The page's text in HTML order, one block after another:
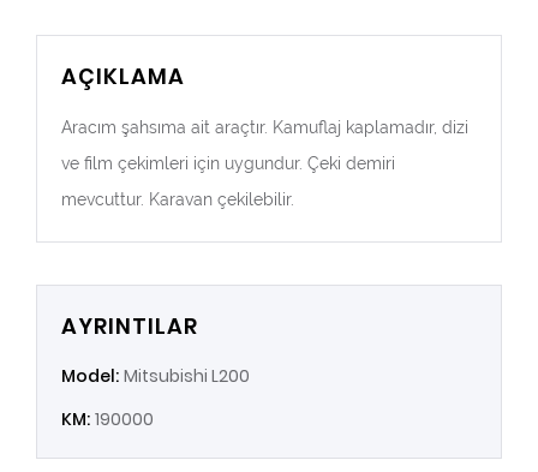
AÇIKLAMA
Aracım şahsıma ait araçtır. Kamuflaj kaplamadır, dizi
ve film çekimleri için uygundur. Çeki demiri
mevcuttur. Karavan çekilebilir.
AYRINTILAR
Model: Mitsubishi L200
KM: 190000